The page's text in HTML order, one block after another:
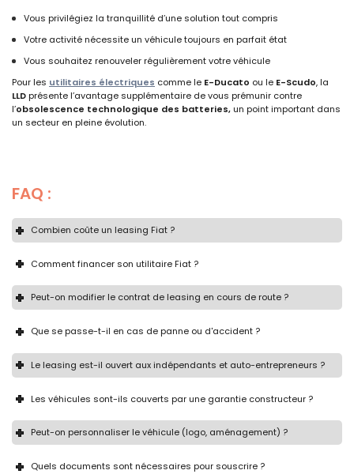
Vous privilégiez la tranquillité d’une solution tout compris
Votre activité nécessite un véhicule toujours en parfait état
Vous souhaitez renouveler régulièrement votre véhicule
Pour les utilitaires électriques comme le E-Ducato ou le E-Scudo, la
LLD présente l’avantage supplémentaire de vous prémunir contre
l’obsolescence technologique des batteries, un point important dans
un secteur en pleine évolution.
FAQ :
Combien coûte un leasing Fiat ?
Comment financer son utilitaire Fiat ?
Peut-on modifier le contrat de leasing en cours de route ?
Que se passe-t-il en cas de panne ou d'accident ?
Le leasing est-il ouvert aux indépendants et auto-entrepreneurs ?
Les véhicules sont-ils couverts par une garantie constructeur ?
Peut-on personnaliser le véhicule (logo, aménagement) ?
Quels documents sont nécessaires pour souscrire ?